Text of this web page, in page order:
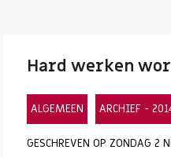
Hard werken
ALGEMEEN ARCHIEF -
GESCHREVEN OP ZONDAG 2